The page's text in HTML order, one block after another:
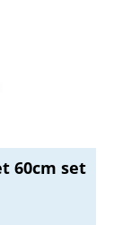
60cm set